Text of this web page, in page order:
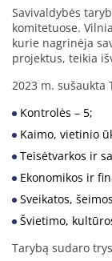
Savivaldybės
komitetuose.
kurie nagrinėja
projektus, teikia
2023 m. sušaukta
Kontrolės – 5;
Kaimo, vietinio
Teisėtvarkos ir
Ekonomikos ir
Sveikatos,
Švietimo,
Tarybą sudaro